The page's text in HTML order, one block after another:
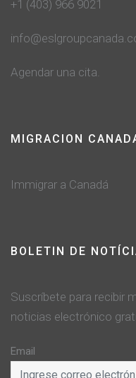
+1 (403) 966 9021
Agendar una cita.
MIGRACION
Immigrar a Canadá
BOLETIN DE
Suscríbete para recibir
noticias electrónico
Email